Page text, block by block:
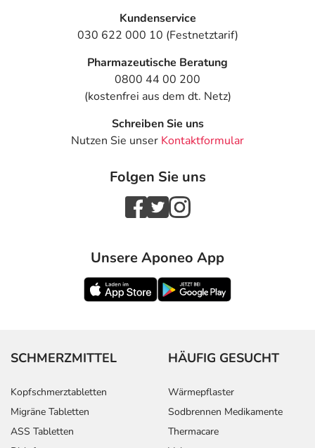
Kundenservice
030 622 000 10 (Festnetztarif)
Pharmazeutische Beratung
0800 44 00 200
(kostenfrei aus dem dt. Netz)
Schreiben Sie uns
Nutzen Sie unser Kontaktformular
Folgen Sie uns
Unsere Aponeo App
SCHMERZMITTEL
Kopfschmerztabletten
Migräne Tabletten
ASS Tabletten
HÄUFIG GESUCHT
Wärmepflaster
Sodbrennen Medikamente
Thermacare